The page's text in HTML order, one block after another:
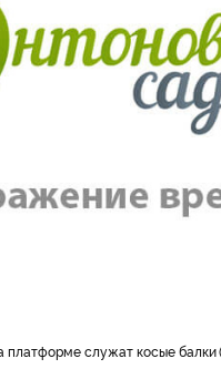
платформе служат косые балки